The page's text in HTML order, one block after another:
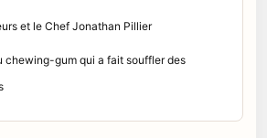
et le Chef Jonathan Pillier
chewing-gum qui a fait souffler des